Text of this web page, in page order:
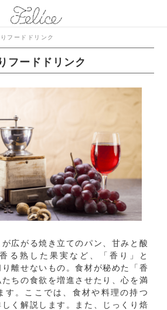
フードドリンク
フードドリンク
広がる焼き立てのパン、甘みと酸
る熟した果実など、「香り」と
り離せないもの。食材が秘めた「香
ちの食欲を増進させたり、心を満
す。ここでは、食材や料理の持つ
しく解説します。また、じっくり焙